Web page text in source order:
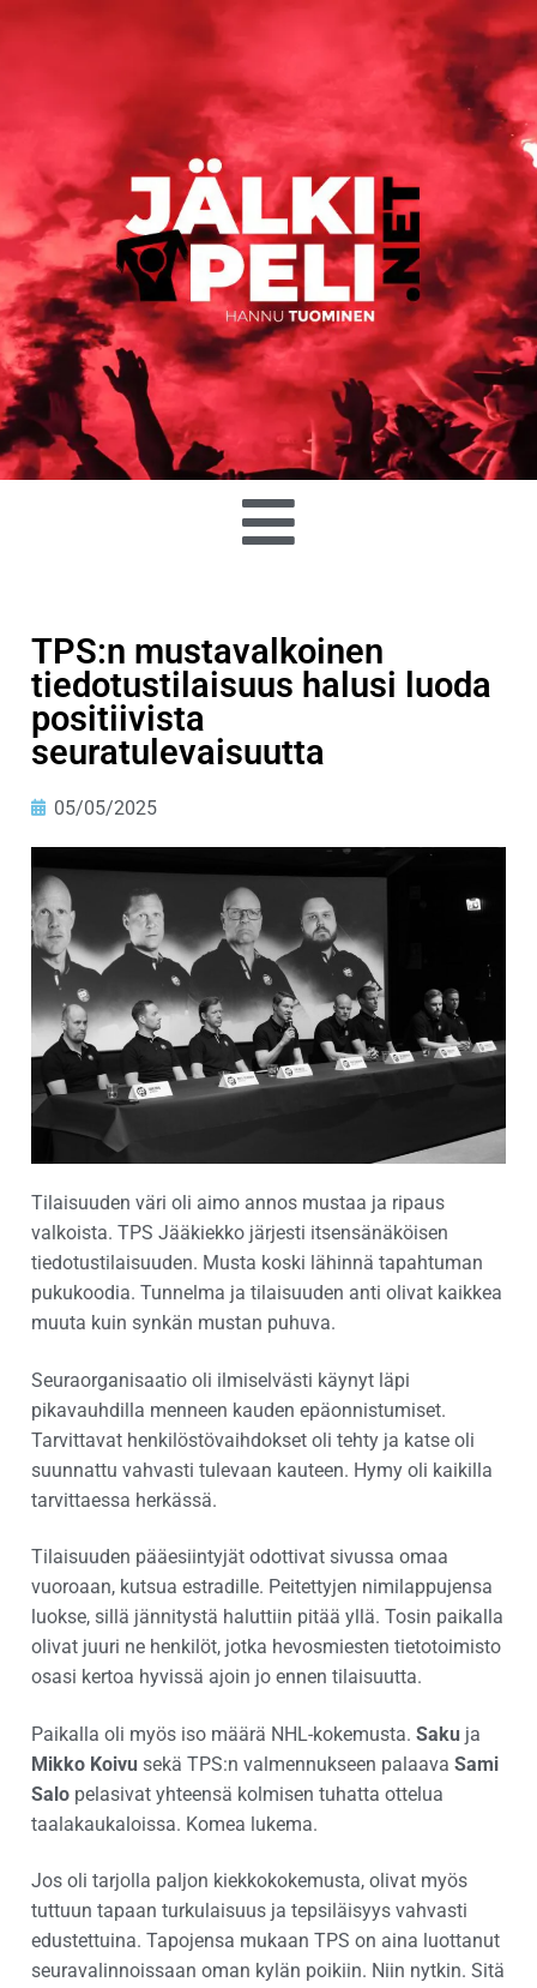
TPS:n mustavalkoinen
tiedotustilaisuus halusi luoda
positiivista
seuratulevaisuutta
05/05/2025
Tilaisuuden väri oli aimo annos mustaa ja ripaus
valkoista. TPS Jääkiekko järjesti itsensänäköisen
tiedotustilaisuuden. Musta koski lähinnä tapahtuman
pukukoodia. Tunnelma ja tilaisuuden anti olivat kaikkea
muuta kuin synkän mustan puhuva.
Seuraorganisaatio oli ilmiselvästi käynyt läpi
pikavauhdilla menneen kauden epäonnistumiset.
Tarvittavat henkilöstövaihdokset oli tehty ja katse oli
suunnattu vahvasti tulevaan kauteen. Hymy oli kaikilla
tarvittaessa herkässä.
Tilaisuuden pääesiintyjät odottivat sivussa omaa
vuoroaan, kutsua estradille. Peitettyjen nimilappujensa
luokse, sillä jännitystä haluttiin pitää yllä. Tosin paikalla
olivat juuri ne henkilöt, jotka hevosmiesten tietotoimisto
osasi kertoa hyvissä ajoin jo ennen tilaisuutta.
Paikalla oli myös iso määrä NHL-kokemusta. Saku ja
Mikko Koivu sekä TPS:n valmennukseen palaava Sami
Salo pelasivat yhteensä kolmisen tuhatta ottelua
taalakaukaloissa. Komea lukema.
Jos oli tarjolla paljon kiekkokokemusta, olivat myös
tuttuun tapaan turkulaisuus ja tepsiläisyys vahvasti
edustettuina. Tapojensa mukaan TPS on aina luottanut
seuravalinnoissaan oman kylän poikiin. Niin nytkin. Sitä